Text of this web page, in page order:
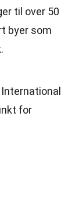
til over 50
byer som
for